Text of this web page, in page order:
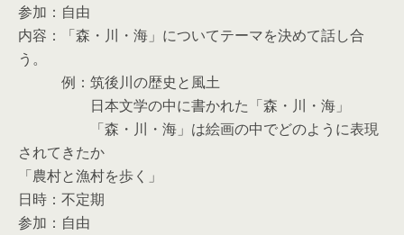
参加：自由
内容：「森・川・海」についてテーマを決めて話し合
う。
例：筑後川の歴史と風土
日本文学の中に書かれた「森・川・海」
「森・川・海」は絵画の中でどのように表現
されてきたか
「農村と漁村を歩く」
日時：不定期
参加：自由